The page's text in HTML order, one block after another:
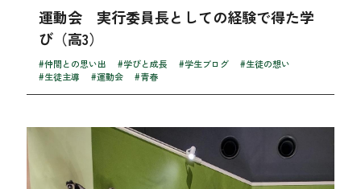
運動会 実行委員長としての経験で得た学
び（高3）
#仲間との思い出 #学びと成長 #学生ブログ
#生徒の想い
#生徒主導
#運動会 #青春